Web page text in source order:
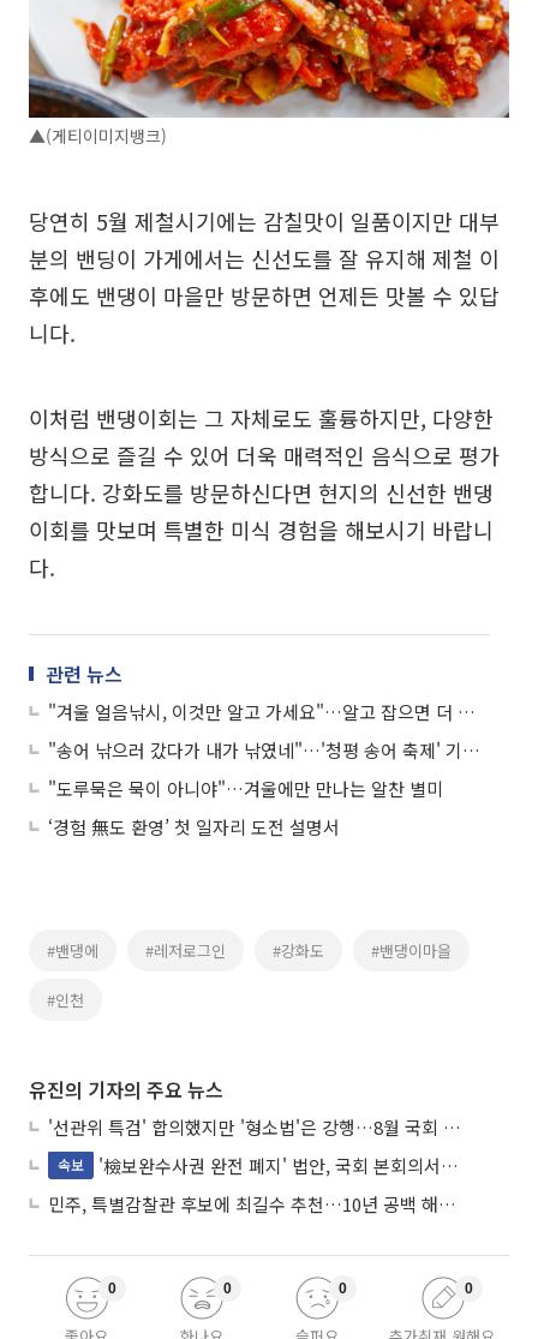
▲(게티이미지뱅크)
당연히 5월 제철시기에는 감칠맛이 일품이지만 대부
분의 밴딩이 가게에서는 신선도를 잘 유지해 제철 이
후에도 밴댕이 마을만 방문하면 언제든 맛볼 수 있답
니다.
이처럼 밴댕이회는 그 자체로도 훌륭하지만, 다양한
방식으로 즐길 수 있어 더욱 매력적인 음식으로 평가
합니다. 강화도를 방문하신다면 현지의 신선한 밴댕
이회를 맛보며 특별한 미식 경험을 해보시기 바랍니
다.
관련 뉴스
"겨울 얼음낚시, 이것만 알고 가세요"…알고 잡으면 더 맛있는 겨울철 별미
"송어 낚으러 갔다가 내가 낚였네"…'청평 송어 축제' 기대와 실망 사이
"도루묵은 묵이 아니야"…겨울에만 만나는 알찬 별미
‘경험 無도 환영’ 첫 일자리 도전 설명서
#밴댕에 #레저로그인 #강화도 #밴댕이마을
#인천
유진의 기자의 주요 뉴스
'선관위 특검' 합의했지만 '형소법'은 강행…8월 국회 '입법 2차전' 예고
속보
'檢보완수사권 완전 폐지' 법안, 국회 본회의서 민주당 주도 통과
민주, 특별감찰관 후보에 최길수 추천…10년 공백 해소 속도
0 0 0 0